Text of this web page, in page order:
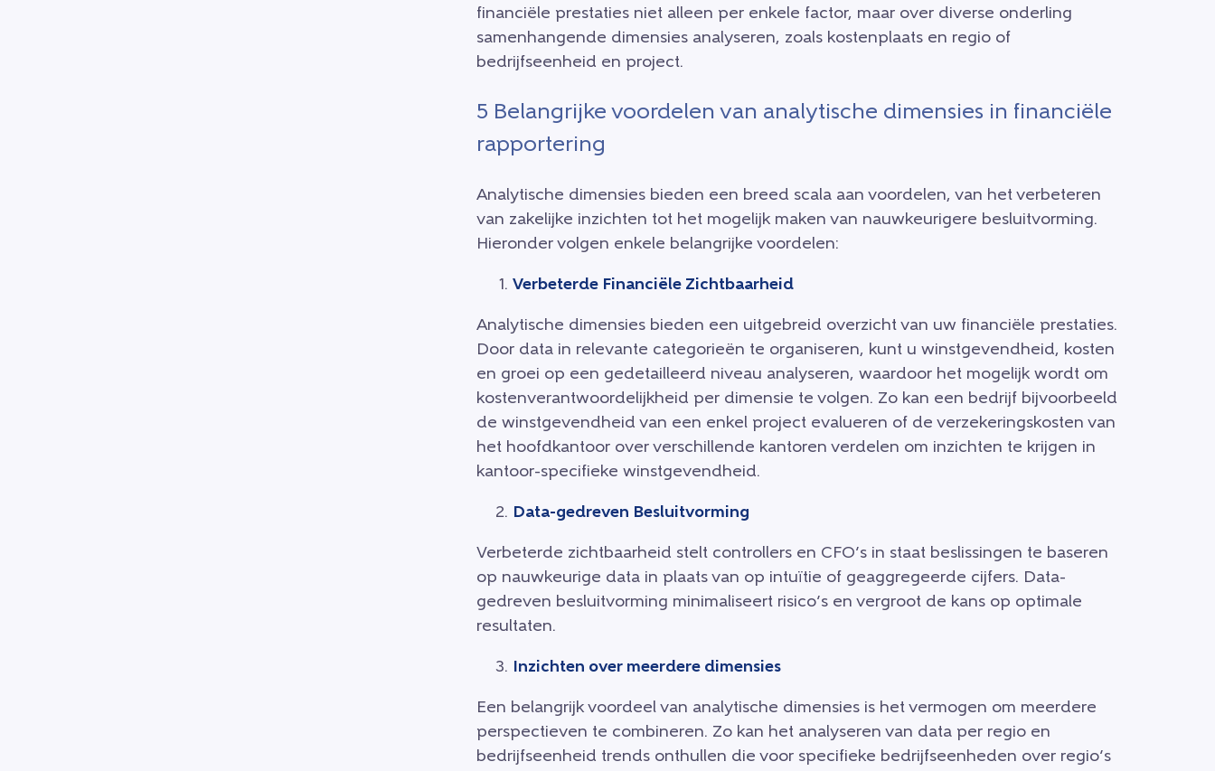
financiële prestaties niet alleen per enkele factor, maar over diverse onderling
samenhangende dimensies analyseren, zoals kostenplaats en regio of
bedrijfseenheid en project.
5 Belangrijke voordelen van analytische dimensies in financiële
rapportering
Analytische dimensies bieden een breed scala aan voordelen, van het verbeteren
van zakelijke inzichten tot het mogelijk maken van nauwkeurigere besluitvorming.
Hieronder volgen enkele belangrijke voordelen:
Verbeterde Financiële Zichtbaarheid
Analytische dimensies bieden een uitgebreid overzicht van uw financiële prestaties.
Door data in relevante categorieën te organiseren, kunt u winstgevendheid, kosten
en groei op een gedetailleerd niveau analyseren, waardoor het mogelijk wordt om
kostenverantwoordelijkheid per dimensie te volgen. Zo kan een bedrijf bijvoorbeeld
de winstgevendheid van een enkel project evalueren of de verzekeringskosten van
het hoofdkantoor over verschillende kantoren verdelen om inzichten te krijgen in
kantoor-specifieke winstgevendheid.
Data-gedreven Besluitvorming
Verbeterde zichtbaarheid stelt controllers en CFO’s in staat beslissingen te baseren
op nauwkeurige data in plaats van op intuïtie of geaggregeerde cijfers. Data-
gedreven besluitvorming minimaliseert risico’s en vergroot de kans op optimale
resultaten.
Inzichten over meerdere dimensies
Een belangrijk voordeel van analytische dimensies is het vermogen om meerdere
perspectieven te combineren. Zo kan het analyseren van data per regio en
bedrijfseenheid trends onthullen die voor specifieke bedrijfseenheden over regio’s